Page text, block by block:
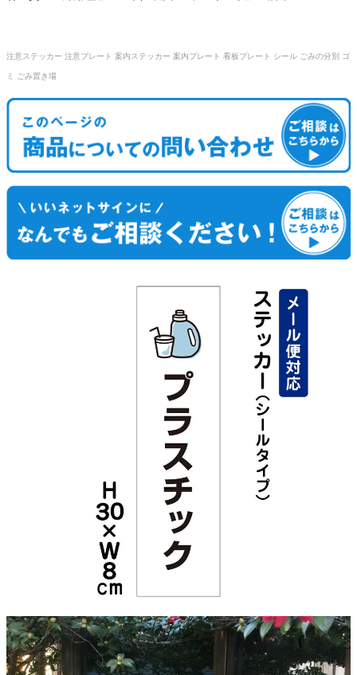
注意ステッカー 注意プレート 案内ステッカー 案内プレート 看板プレート シール ごみの分別 ゴ
ミ ごみ置き場